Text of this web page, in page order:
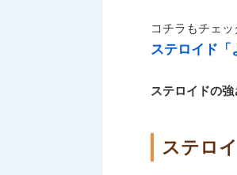
コチラもチェッ
ステロイド「
ステロイドの強
ステロ